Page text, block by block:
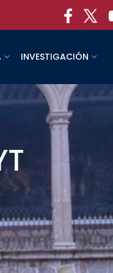
INVESTIGACIÓN